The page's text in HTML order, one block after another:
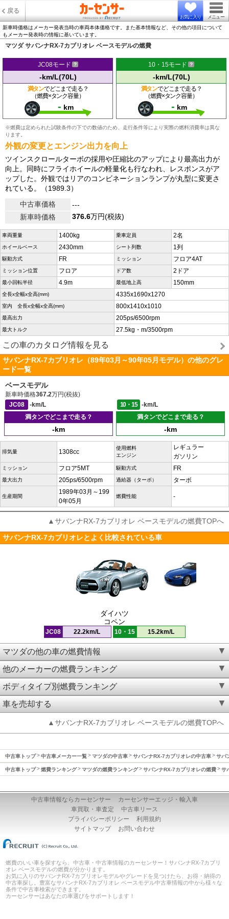
戻る
お気に入り メニュー
新車時価格はメーカー発表当時の車両本体価格です。また基本情報など、その他の項目について
もメーカー発表時の情報に基いています。
マツダ サバンナRX-7カブリオレ ベースモデルの燃費
JC08モード
-km/L(70L)
満タンでどこまで走る？
（燃費×タンク容量）
- km
10・15モード
-km/L(70L)
満タンでどこまで走る？
（燃費×タンク容量）
- km
※燃費は定められた試験条件の下での数値のため、走行条件等により実際の燃料消費率は異な
ります。
外観の変更とエンジン出力を向上
ツインスクロールターボの採用や圧縮比のアップにより最高出力が
向上。同時にフライホイールの軽量化も行なわれ、レスポンスがア
ップした。外観ではリアのコンビネーションランプが丸型に変更さ
れている。（1989.3）
中古車価格
---
新車時価格
376.6万円(税抜)
車両重量 1400kg 乗車定員 2名
ホイールベース 2430mm シート列数 1列
駆動方式 FR ミッション フロア4AT
ミッション位置 フロア ドア数 2ドア
最小回転半径 4.9m 最低地上高 150mm
全長x全幅x全高(mm) 4335x1690x1270
室内 全長x全幅x全高(mm) 800x1410x1010
最高出力 205ps/6500rpm
最大トルク 27.5kg・m/3500rpm
この車のカタログ情報を見る
サバンナRX-7カブリオレ（89年03月～90年05月モデル）の他のグレ
ード一覧
ベースモデル
新車時価格367.2万円(税抜)
JC08
-km/L 10・15
-km/L
満タンでどこまで走る？
-km
満タンでどこまで走る？
-km
排気量 1308cc
使用燃料
エンジン
レギュラー
ガソリン
ミッション フロア5MT 駆動方式 FR
最大出力 205ps/6500rpm 過給器（ターボ） ターボ
生産期間
1989年03月～199
0年05月
燃費性能 -
▲サバンナRX-7カブリオレ ベースモデルの燃費TOPへ
サバンナRX-7カブリオレとよく比較されている車
ダイハツ
コペン
JC08 22.2km/L 10・15 15.2km/L
マツダの他の車の燃費情報
他のメーカーの燃費ランキング
ボディタイプ別燃費ランキング
車を売却する
▲サバンナRX-7カブリオレ ベースモデルの燃費TOPへ
中古車トップ 中古車メーカー一覧 マツダの中古車 サバンナRX-7カブリオレの中古車 サバ
中古車トップ 燃費ランキング マツダの燃費ランキング サバンナRX-7カブリオレの燃費 サ
中古車情報ならカーセンサー
カーセンサーエッジ・輸入車
車買取・車査定
中古車リース
プライバシーポリシー
利用規約
サイトマップ
お問い合わせ
燃費のいい車を探すなら、中古車・中古車情報のカーセンサー！サバンナRX-7カブリ
オレ ベースモデルの燃費が分かります。
お気に入りのサバンナRX-7カブリオレモデルやグレードを見つけたら、お得・納得の
中古車探し。豊富なサバンナRX-7カブリオレ ベースモデル中古車情報の中から様々な
条件で中古車検索ができます。
カーセンサーはあなたの車選びをサポートします！